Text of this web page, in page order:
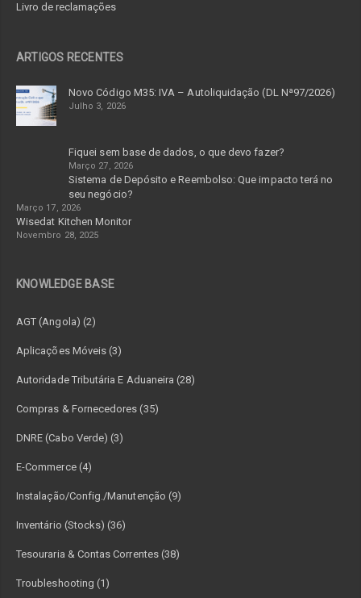
Livro de reclamações
ARTIGOS RECENTES
Novo Código M35: IVA – Autoliquidação (DL Nª97/2026)
Julho 3, 2026
Fiquei sem base de dados, o que devo fazer?
Março 27, 2026
Sistema de Depósito e Reembolso: Que impacto terá no
seu negócio?
Março 17, 2026
Wisedat Kitchen Monitor
Novembro 28, 2025
KNOWLEDGE BASE
AGT (Angola) (2)
Aplicações Móveis (3)
Autoridade Tributária E Aduaneira (28)
Compras & Fornecedores (35)
DNRE (Cabo Verde) (3)
E-Commerce (4)
Instalação/Config./Manutenção (9)
Inventário (Stocks) (36)
Tesouraria & Contas Correntes (38)
Troubleshooting (1)